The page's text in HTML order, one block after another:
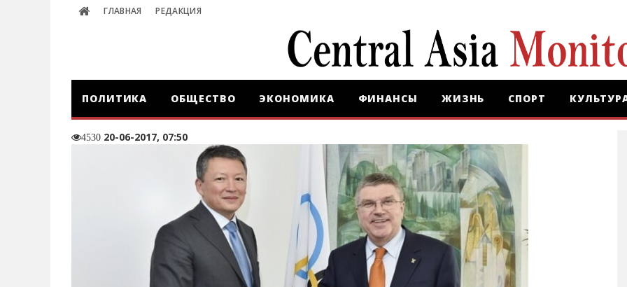
ГЛАВНАЯ РЕДАКЦИЯ
ПОЛИТИКА ОБЩЕСТВО ЭКОНОМИКА ФИНАНСЫ ЖИЗНЬ СПОРТ
4530 20-06-2017, 07:50